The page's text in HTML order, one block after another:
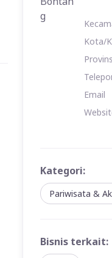
Kota/
Email
Kategori:
Pariwisata &
Bisnis terkait: